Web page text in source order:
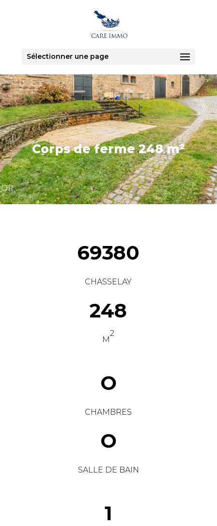
Sélectionner une page
Corps de ferme 248 m²
69380
CHASSELAY
248
M
2
O
CHAMBRES
O
SALLE DE BAIN
1